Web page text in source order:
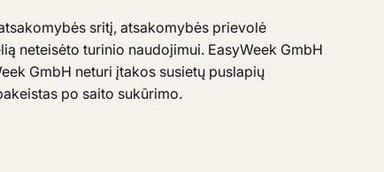
sritį, atsakomybės prievolė
neteisėto turinio naudojimui. EasyWeek GmbH
GmbH neturi įtakos susietų puslapių
po saito sukūrimo.